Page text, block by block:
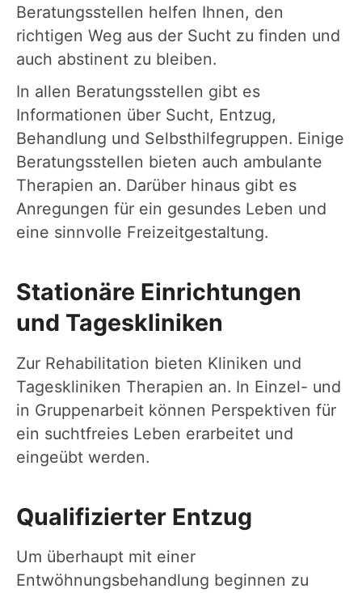
Beratungsstellen helfen Ihnen, den
richtigen Weg aus der Sucht zu finden und
auch abstinent zu bleiben.
In allen Beratungsstellen gibt es
Informationen über Sucht, Entzug,
Behandlung und Selbsthilfegruppen. Einige
Beratungsstellen bieten auch ambulante
Therapien an. Darüber hinaus gibt es
Anregungen für ein gesundes Leben und
eine sinnvolle Freizeitgestaltung.
Stationäre Einrichtungen
und Tageskliniken
Zur Rehabilitation bieten Kliniken und
Tageskliniken Therapien an. In Einzel- und
in Gruppenarbeit können Perspektiven für
ein suchtfreies Leben erarbeitet und
eingeübt werden.
Qualifizierter Entzug
Um überhaupt mit einer
Entwöhnungsbehandlung beginnen zu